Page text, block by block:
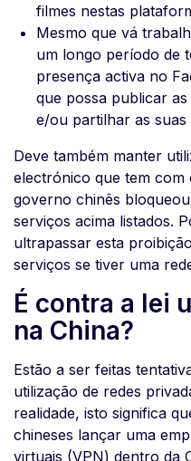
filmes nestas
Mesmo que vá
um longo período de
presença activa no
que possa publicar
e/ou partilhar as
Deve também manter
electrónico que tem com
governo chinês
serviços acima listados.
ultrapassar esta
serviços se tiver uma
É contra a lei
na China?
Estão a ser feitas
utilização de redes
realidade, isto significa
chineses lançar uma
virtuais (VPN) dentro da